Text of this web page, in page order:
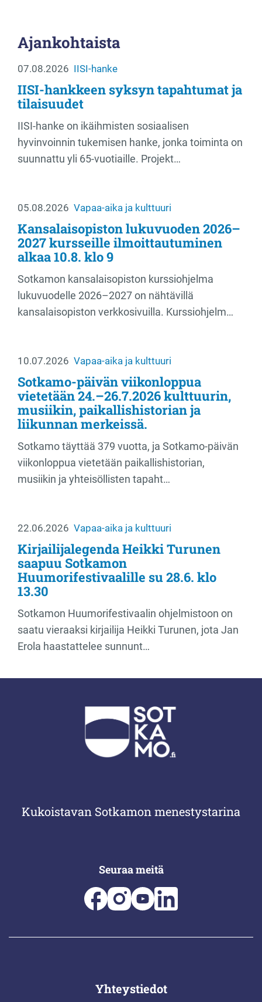
Ajankohtaista
07.08.2026 IISI-hanke
IISI-hankkeen syksyn tapahtumat ja
tilaisuudet
IISI-hanke on ikäihmisten sosiaalisen
hyvinvoinnin tukemisen hanke, jonka toiminta on
suunnattu yli 65-vuotiaille. Projekt…
05.08.2026 Vapaa-aika ja kulttuuri
Kansalaisopiston lukuvuoden 2026–
2027 kursseille ilmoittautuminen
alkaa 10.8. klo 9
Sotkamon kansalaisopiston kurssiohjelma
lukuvuodelle 2026–2027 on nähtävillä
kansalaisopiston verkkosivuilla. Kurssiohjelm…
10.07.2026 Vapaa-aika ja kulttuuri
Sotkamo-päivän viikonloppua
vietetään 24.–26.7.2026 kulttuurin,
musiikin, paikallishistorian ja
liikunnan merkeissä.
Sotkamo täyttää 379 vuotta, ja Sotkamo-päivän
viikonloppua vietetään paikallishistorian,
musiikin ja yhteisöllisten tapaht…
22.06.2026 Vapaa-aika ja kulttuuri
Kirjailijalegenda Heikki Turunen
saapuu Sotkamon
Huumorifestivaalille su 28.6. klo
13.30
Sotkamon Huumorifestivaalin ohjelmistoon on
saatu vieraaksi kirjailija Heikki Turunen, jota Jan
Erola haastattelee sunnunt…
Kukoistavan Sotkamon menestystarina
Seuraa meitä
Yhteystiedot